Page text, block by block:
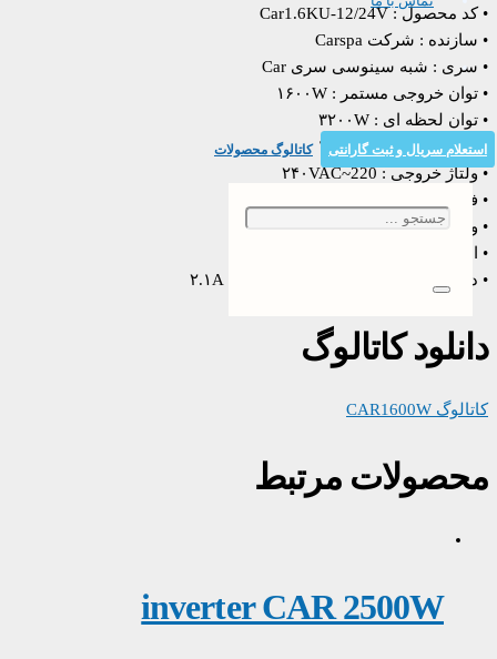
استعلام سریال و ثبت گارانتی کاتالوگ محصولات
• کد محصول : Car1.6KU-12/24V
• سازنده : شرکت Carspa
• سری : شبه سینوسی سری Car
• توان خروجی مستمر : ۱۶۰۰W
• توان لحظه ای : ۳۲۰۰W
• ولتاژ باتری: ۲۴V یا ۱۲V
• ولتاژ خروجی : ۲۴۰VAC~220
• فرکانس : ۵۰/۶۰Hz ±۳Hz
• وزن: ۳۲۰۰g
• ابعاد : ۷۷× ۲۰۸× ۳۲۵ میلی‌متر
• دارای پورت USB با ولتاژ ۵V و جریان ۲.۱A
دانلود کاتالوگ
کاتالوگ CAR1600W
محصولات مرتبط
inverter CAR 2500W